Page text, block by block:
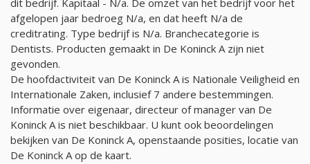
afgelopen jaar bedroeg N/a, en dat heeft N/a de
creditrating. Type bedrijf is N/a. Branchecategorie is
Dentists. Producten gemaakt in De Koninck A zijn niet
gevonden.
De hoofdactiviteit van De Koninck A is Nationale Veiligheid en
Internationale Zaken, inclusief 7 andere bestemmingen.
Informatie over eigenaar, directeur of manager van De
Koninck A is niet beschikbaar. U kunt ook beoordelingen
bekijken van De Koninck A, openstaande posities, locatie van
De Koninck A op de kaart.